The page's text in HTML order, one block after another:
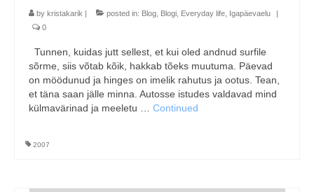
by kristakarik | posted in: Blog Blogi Everyday life Igapäevaelu
|
0
Tunnen, kuidas jutt sellest, et kui oled andnud surfile
sõrme, siis võtab kõik, hakkab tõeks muutuma. Päevad
on möödunud ja hinges on imelik rahutus ja ootus. Tean,
et täna saan jälle minna. Autosse istudes valdavad mind
külmavärinad ja meeletu … Continued
2007